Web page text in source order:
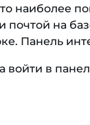
наиболее
почтой на
Панель
войти в